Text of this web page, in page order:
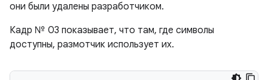
они были удалены разработчиком.
Кадр № 03 показывает, что там, где символы
доступны, размотчик использует их.